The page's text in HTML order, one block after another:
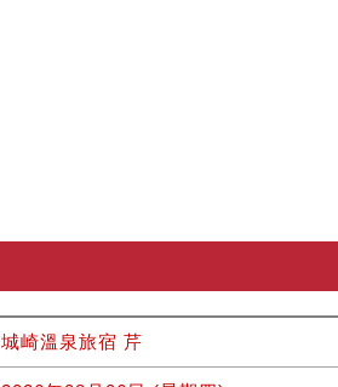
城崎溫泉旅宿 芹